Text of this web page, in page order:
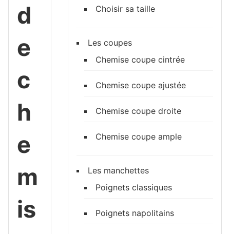
d
e
c
h
e
m
is
Choisir sa taille
Les coupes
Chemise coupe cintrée
Chemise coupe ajustée
Chemise coupe droite
Chemise coupe ample
Les manchettes
Poignets classiques
Poignets napolitains